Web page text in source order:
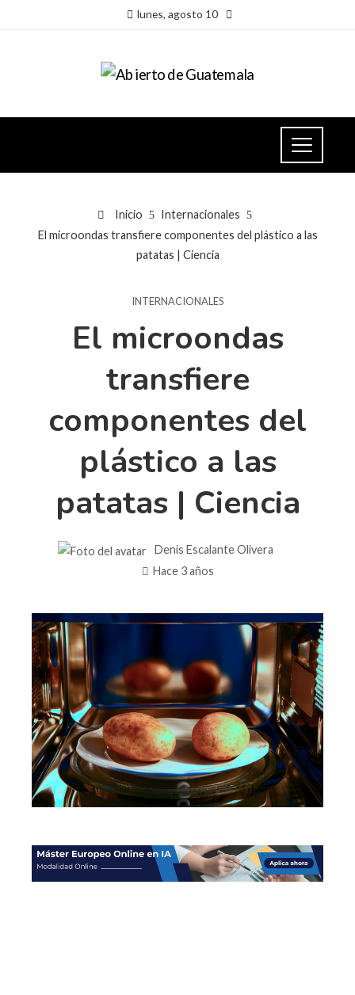
lunes, agosto 10
Inicio
Internacionales
El microondas transfiere componentes del plástico a las
patatas | Ciencia
INTERNACIONALES
El microondas
transfiere
componentes del
plástico a las
patatas | Ciencia
Denis Escalante Olivera
Hace 3 años